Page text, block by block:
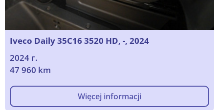
Iveco Daily 35C16 3520 HD, -, 2024
2024 г.
47 960 km
Więcej informacji